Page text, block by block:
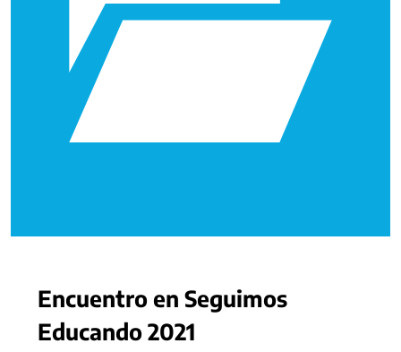
Encuentro en Seguimos
Educando 2021